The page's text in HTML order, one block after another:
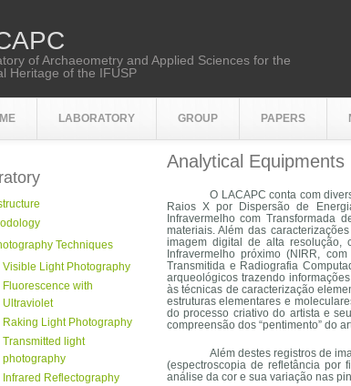
of Archaeometry and Applied Sciences for the
Heritage of the IFUSP
LABORATORY GROUP PAPERS
You are here
Analytical Equipments
O LACAPC conta com
Raios X por Dispersão de
Infravermelho com Transformada
materiais. Além das
imagem digital de alta resolução,
Infravermelho próximo (NIRR,
Transmitida e Radiografia
arqueológicos trazendo
às técnicas de caracterização
estruturas elementares e
do processo criativo do artista e
compreensão dos “pentimento” do
Além destes registros de
(espectroscopia de refletância por
análise da cor e sua variação nas
Techniques
Visible Light Photography
Fluorescence with
Ultraviolet
Raking Light Photography
Transmitted light
photography
Infrared Reflectography